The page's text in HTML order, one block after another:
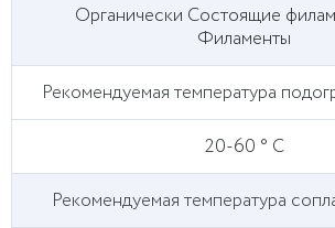
Органически Состоящие
Филаменты
Рекомендуемая температура
20-60 ° С
Рекомендуемая температура